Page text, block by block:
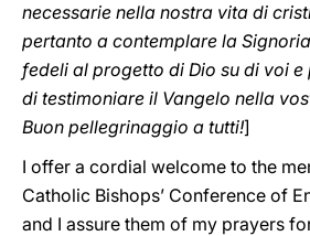
necessarie nella nostra vita di
pertanto a contemplare la
fedeli al progetto di Dio su di voi
di testimoniare il Vangelo nella
Buon pellegrinaggio a tutti!]
I offer a cordial welcome to the
Catholic Bishops’ Conference of
and I assure them of my prayers